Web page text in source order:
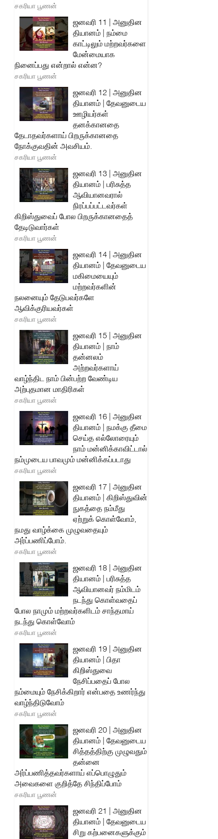
சகரியா பூணன்
ஜனவரி 11 | அனுதின
தியானம் | நம்மை
காட்டிலும் மற்றவர்களை
மேன்மையாக
நினைப்பது என்றால் என்ன?
சகரியா பூணன்
ஜனவரி 12 | அனுதின
தியானம் | தேவனுடைய
ஊழியர்கள்
தனக்கானதை
தேடாதவர்களாய் பிறருக்கானதை
நோக்குவதின் அவசியம்.
சகரியா பூணன்
ஜனவரி 13 | அனுதின
தியானம் | பரிசுத்த
ஆவியானவரால்
நிரப்பப்பட்டவர்கள்
கிறிஸ்துவைப் போல பிறருக்கானதைத்
தேடிடுவார்கள்
சகரியா பூணன்
ஜனவரி 14 | அனுதின
தியானம் | தேவனுடைய
மகிமையையும்
மற்றவர்களின்
நலனையும் தேடுபவர்களே
ஆவிக்குரியவர்கள்
சகரியா பூணன்
ஜனவரி 15 | அனுதின
தியானம் | நாம்
தன்னலம்
அற்றவர்களாய்
வாழ்ந்திட நாம் பின்பற்ற வேண்டிய
அற்புதமான மாதிரிகள்
சகரியா பூணன்
ஜனவரி 16 | அனுதின
தியானம் | நமக்கு தீமை
செய்த எல்லோரையும்
நாம் மன்னிக்காவிட்டால்
நம்முடைய பாவமும் மன்னிக்கப்படாது
சகரியா பூணன்
ஜனவரி 17 | அனுதின
தியானம் | கிறிஸ்துவின்
நுகத்தை நம்மீது
ஏற்றுக் கொள்வோம்,
நமது வாழ்க்கை முழுவதையும்
அர்ப்பணிப்போம்.
சகரியா பூணன்
ஜனவரி 18 | அனுதின
தியானம் | பரிசுத்த
ஆவியானவர் நம்மிடம்
நடந்து கொள்வதைப்
போல நாமும் மற்றவர்களிடம் சாந்தமாய்
நடந்து கொள்வோம்
சகரியா பூணன்
ஜனவரி 19 | அனுதின
தியானம் | பிதா
கிறிஸ்துவை
நேசிப்பதைப் போல
நம்மையும் நேசிக்கிறார் என்பதை உணர்ந்து
வாழ்ந்திடுவோம்
சகரியா பூணன்
ஜனவரி 20 | அனுதின
தியானம் | தேவனுடைய
சித்தத்திற்கு முழுவதும்
தன்னை
அர்ப்பணித்தவர்களாய் எப்பொழுதும்
அவைகளை குறித்தே சிந்திப்போம்
சகரியா பூணன்
ஜனவரி 21 | அனுதின
தியானம் | தேவனுடைய
சிறு கற்பனைகளுக்கும்